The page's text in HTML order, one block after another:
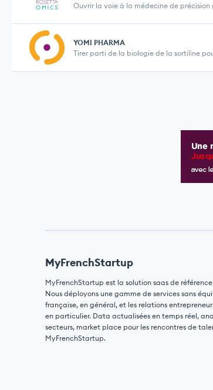
Ouvrir la voie à la médecine de précision
YOMI PHARMA
Tirer parti de la biologie de la sortiline
MyFrenchStartup
MyFrenchStartup est la solution saas de
Nous déployons une gamme de services sans
française, en général, et les relations
en particulier. Data actualisées en temps réel,
secteurs, market place pour les rencontres de
MyFrenchStartup.